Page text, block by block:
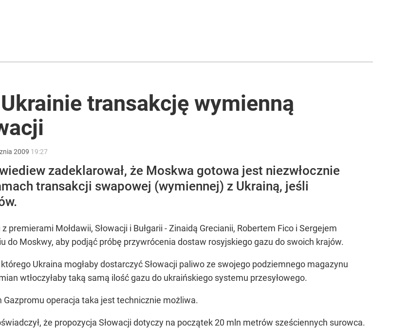
Znany prawnik o badaniach naukowców
transakcję wymienną
2009 19:27
zadeklarował, że Moskwa gotowa jest niezwłocznie
transakcji swapowej (wymiennej) z Ukrainą, jeśli
premierami Mołdawii, Słowacji i Bułgarii - Zinaidą Grecianii, Robertem Fico i Sergejem
do Moskwy, aby podjąć próbę przywrócenia dostaw rosyjskiego gazu do swoich krajów.
Ukraina mogłaby dostarczyć Słowacji paliwo ze swojego podziemnego magazynu
wtłoczyłaby taką samą ilość gazu do ukraińskiego systemu przesyłowego.
Gazpromu operacja taka jest technicznie możliwa.
że propozycja Słowacji dotyczy na początek 20 mln metrów sześciennych surowca.